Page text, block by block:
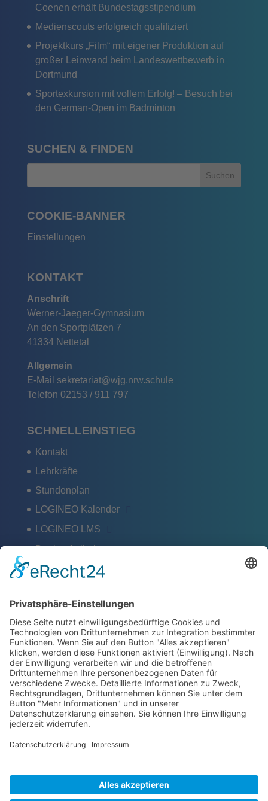
Coenen erhält Bundestagsstipendium
Medienscouts erfolgreich qualifiziert
Projektkurs „Film“ mit eigener Produktion auf
großer Leinwand beim Landeswettbewerb in
Dortmund
Sportexkursion mit vollem Erfolg! – Besuch bei
den German-Open im Badminton
SUCHEN & FINDEN
COOKIE-BANNER
Einstellungen
KONTAKT
Anschrift
Werner-Jaeger-Gymnasium
An den Sportplätzen 7
41334 Nettetal
Allgemein
E-Mail sekretariat@wjg.nrw.schule
Telefon 02153 / 911 797
SCHNELLEINSTIEG
Kontakt
Lehrkräfte
Stundenplan
LOGINEO Kalender
LOGINEO LMS
Barrierefreiheit
Schlagworte
Datenschutz
ZERTIFIKATE